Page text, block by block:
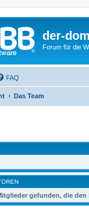
der-
Forum für die
FAQ
Das Team
gefunden, die